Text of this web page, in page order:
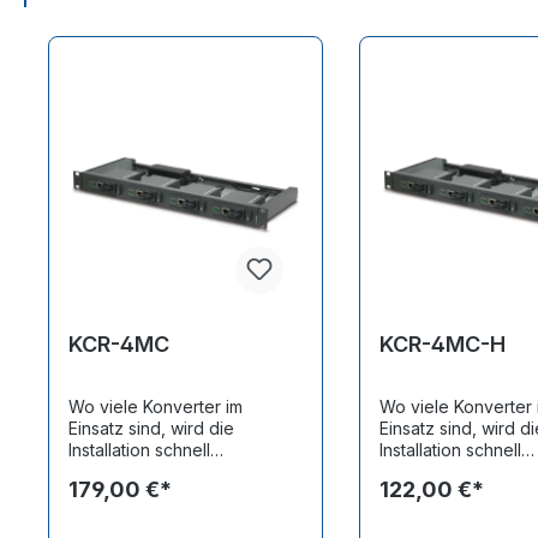
KCR-4MC
Wo viele Konverter im
Einsatz sind, wird die
Installation schnell
fehleranfällig. Das muss nicht
179,00 €*
KCR-4MC-H
Wo viele Konverter
Einsatz sind, wird
Installation schnell
fehleranfällig. Das
122,00 €*